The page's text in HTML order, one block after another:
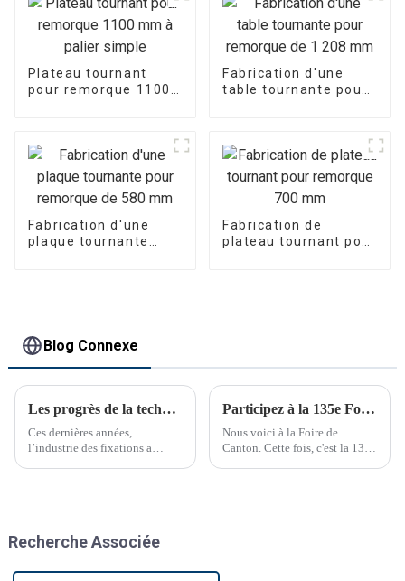
Plateau tournant
pour remorque 1100
Fabrication d'une
table tournante pour
Fabrication d'une
plaque tournante
Fabrication de
plateau tournant pour
Blog Connexe
Les progrès de la technologie de fixation transforment les industries
Ces dernières années,
l’industrie des fixations a
Participez à la 135e Foire de Canton
Nous voici à la Foire de
Canton. Cette fois, c'est la 135e
Recherche Associée